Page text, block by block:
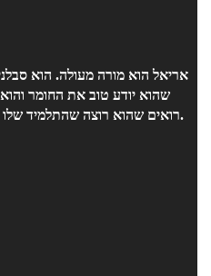
אריאל הוא מורה מעולה. הוא
שהוא יודע טוב את החומר
רואים שהוא רוצה שהתלמיד שלו יצליח! נהניתי מאד מהלמידה איתו.